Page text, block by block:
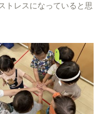
トレスになっていると思